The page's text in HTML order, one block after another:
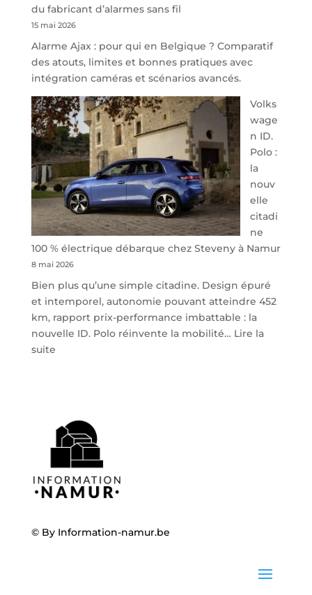
de
parking
sécurisé
à
l’aéroport
de
Charleroi
du fabricant d’alarmes sans fil
15 mai 2026
Alarme Ajax : pour qui en Belgique ? Comparatif
des atouts, limites et bonnes pratiques avec
intégration caméras et scénarios avancés.
Volks
wage
n ID.
Polo :
la
nouv
elle
citadi
ne
100 % électrique débarque chez Steveny à Namur
8 mai 2026
Bien plus qu’une simple citadine. Design épuré
et intemporel, autonomie pouvant atteindre 452
km, rapport prix-performance imbattable : la
nouvelle ID. Polo réinvente la mobilité… Lire la
suite:
la
nouvelle
citadine
100
%
débarque
© By Information-namur.be